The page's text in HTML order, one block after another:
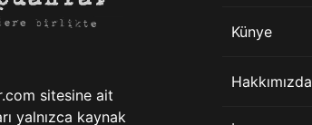
sitesine ait
yalnızca kaynak
Künye
Hakkımızda